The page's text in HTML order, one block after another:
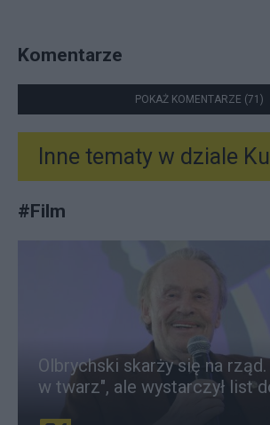
Komentarze
POKAŻ KOMENTARZE (71)
Inne tematy w dziale
#Film
Olbrychski skarży się na rząd.
w twarz", ale wystarczył list